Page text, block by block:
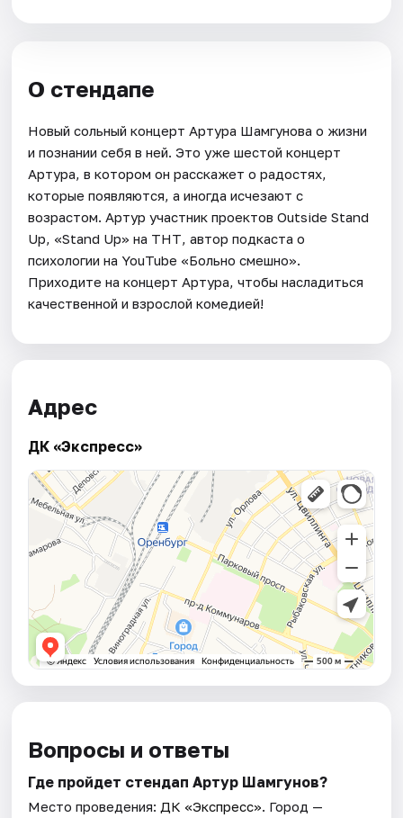
О стендапе
Новый сольный концерт Артура Шамгунова о жизни
и познании себя в ней. Это уже шестой концерт
Артура, в котором он расскажет о радостях,
которые появляются, а иногда исчезают с
возрастом. Артур участник проектов Outside Stand
Up, «Stand Up» на ТНТ, автор подкаста о
психологии на YouTube «Больно смешно».
Приходите на концерт Артура, чтобы насладиться
качественной и взрослой комедией!
Адрес
ДК «Экспресс»
Вопросы и ответы
Где пройдет стендап Артур Шамгунов?
Место проведения: ДК «Экспресс». Город —